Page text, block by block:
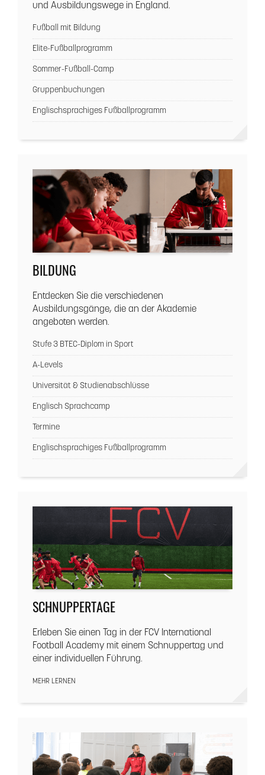
und Ausbildungswege in England.
Fußball mit Bildung
Elite-Fußballprogramm
Sommer-Fußball-Camp
Gruppenbuchungen
Englischsprachiges Fußballprogramm
BILDUNG
Entdecken Sie die verschiedenen
Ausbildungsgänge, die an der Akademie
angeboten werden.
Stufe 3 BTEC-Diplom in Sport
A-Levels
Universität & Studienabschlüsse
Englisch Sprachcamp
Termine
Englischsprachiges Fußballprogramm
SCHNUPPERTAGE
Erleben Sie einen Tag in der FCV International
Football Academy mit einem Schnuppertag und
einer individuellen Führung.
MEHR LERNEN